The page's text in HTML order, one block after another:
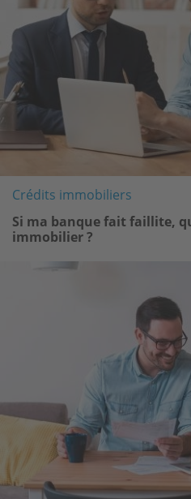
Crédits immobiliers
Si ma banque fait faillite,
immobilier ?